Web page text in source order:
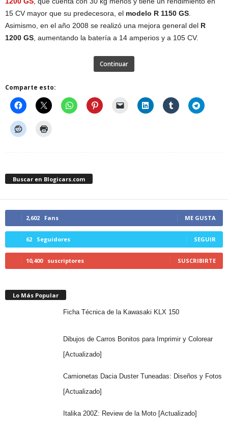
15 CV mayor que su predecesora, el modelo R 1150 GS
Asimismo, en el año 2008 se realizó una mejora general del R
1200 GS , aumentando la batería a 14 amperios y a 105 CV.
Continuar
Comparte esto:
Buscar en Blogicars.com
2,602 Fans ME GUSTA
62 Seguidores SEGUIR
10,400 suscriptores SUSCRIBIRTE
Lo Más Popular
Ficha Técnica de la Kawasaki KLX 150
Dibujos de Carros Bonitos para Imprimir y Colorear
[Actualizado]
Camionetas Dacia Duster Tuneadas: Diseños y Fotos
[Actualizado]
Italika 200Z: Review de la Moto [Actualizado]